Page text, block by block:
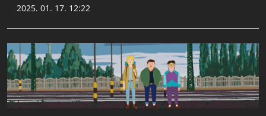
2025. 01. 17. 12:22